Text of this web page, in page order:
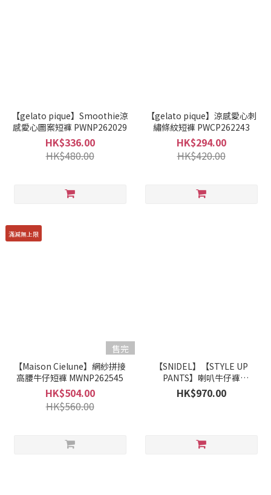
【gelato pique】Smoothie涼
感愛心圖案短褲 PWNP262029
HK$336.00
HK$480.00
【gelato pique】涼感愛心刺
繡條紋短褲 PWCP262243
HK$294.00
HK$420.00
滿減無上限
售完
【Maison Cielune】網紗拼接
高腰牛仔短褲 MWNP262545
HK$504.00
HK$560.00
【SNIDEL】【STYLE UP
PANTS】喇叭牛仔褲
SWFP263320
HK$970.00